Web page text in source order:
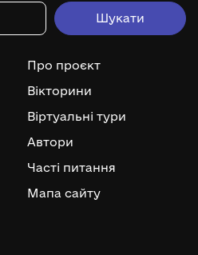
Про проєкт
Вікторини
Віртуальні тури
Автори
Часті питання
Мапа сайту